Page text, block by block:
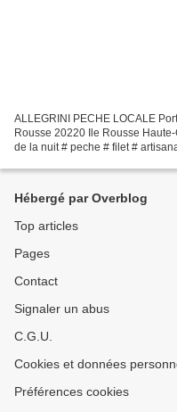
ALLEGRINI PECHE LOCALE
Rousse 20220 Ile Rousse
de la nuit # peche # filet #
Hébergé par Overblog
Top articles
Pages
Contact
Signaler un abus
C.G.U.
Cookies et données
Préférences cookies